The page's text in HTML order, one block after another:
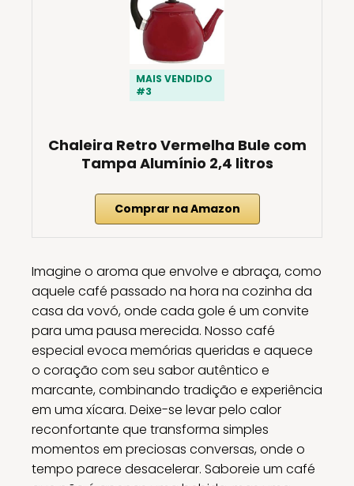
MAIS VENDIDO
#3
Chaleira Retro Vermelha Bule com
Tampa Alumínio 2,4 litros
Comprar na Amazon
Imagine o aroma que envolve e abraça, como
aquele café passado na hora na cozinha da
casa da vovó, onde cada gole é um convite
para uma pausa merecida. Nosso café
especial evoca memórias queridas e aquece
o coração com seu sabor autêntico e
marcante, combinando tradição e experiência
em uma xícara. Deixe-se levar pelo calor
reconfortante que transforma simples
momentos em preciosas conversas, onde o
tempo parece desacelerar. Saboreie um café